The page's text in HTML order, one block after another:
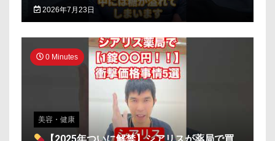
2026年7月23日
0 Minutes
美容・健康